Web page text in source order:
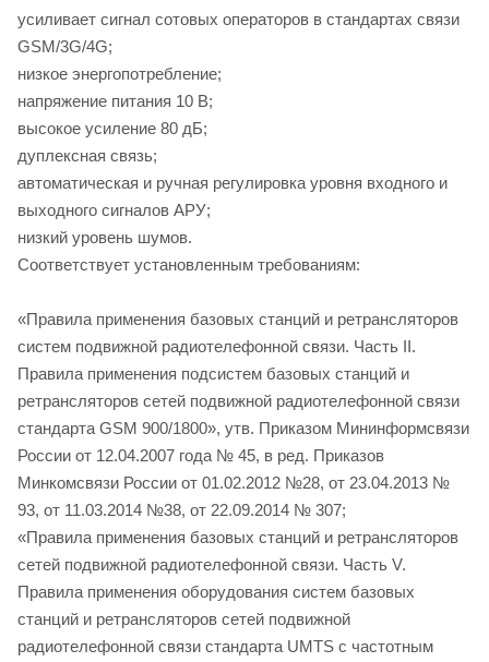
усиливает сигнал сотовых операторов в стандартах связи
GSM/3G/4G;
низкое энергопотребление;
напряжение питания 10 В;
высокое усиление 80 дБ;
дуплексная связь;
автоматическая и ручная регулировка уровня входного и
выходного сигналов АРУ;
низкий уровень шумов.
Соответствует установленным требованиям:
«Правила применения базовых станций и ретрансляторов
систем подвижной радиотелефонной связи. Часть II.
Правила применения подсистем базовых станций и
ретрансляторов сетей подвижной радиотелефонной связи
стандарта GSM 900/1800», утв. Приказом Мининформсвязи
России от 12.04.2007 года № 45, в ред. Приказов
Минкомсвязи России от 01.02.2012 №28, от 23.04.2013 №
93, от 11.03.2014 №38, от 22.09.2014 № 307;
«Правила применения базовых станций и ретрансляторов
сетей подвижной радиотелефонной связи. Часть V.
Правила применения оборудования систем базовых
станций и ретрансляторов сетей подвижной
радиотелефонной связи стандарта UMTS с частотным